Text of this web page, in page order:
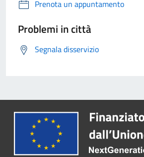
Prenota un appuntamento
Problemi in città
Segnala disservizio